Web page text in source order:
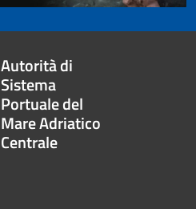
Autorità di
Sistema
Portuale del
Mare Adriatico
Centrale